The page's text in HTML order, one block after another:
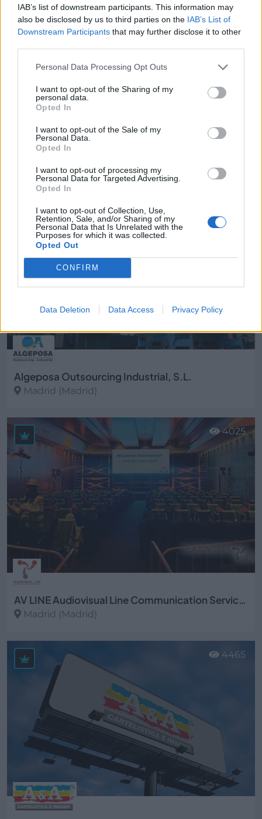
IAB’s list of downstream participants. This information may
also be disclosed by us to third parties on the IAB’s List of
Downstream Participants that may further disclose it to other
Personal Data Processing Opt Outs
I want to opt-out of the Sharing of my
personal data.
Opted In
I want to opt-out of the Sale of my
Personal Data.
Opted In
I want to opt-out of processing my
Personal Data for Targeted Advertising.
Opted In
I want to opt-out of Collection, Use,
Retention, Sale, and/or Sharing of my
Personal Data that Is Unrelated with the
Purposes for which it was collected.
Opted Out
CONFIRM
Data Deletion Data Access Privacy Policy
Alcalá Psicoterapia Breve - Madrid
Madrid (Madrid)
Ver más
Algeposa Outsourcing Industrial, S.L.
Madrid (Madrid)
Ver más
AV LINE Audiovisual Line Communication Services
Madrid (Madrid)
Ver más
4025
4465